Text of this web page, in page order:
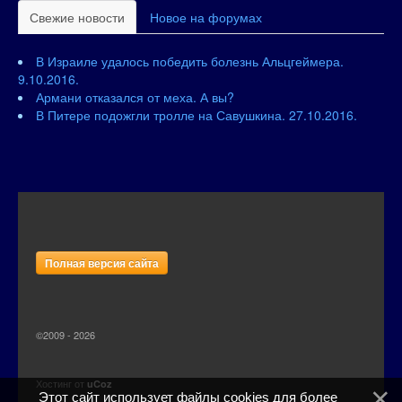
Свежие новости Новое на форумах
В Израиле удалось победить болезнь Альцгеймера.
9.10.2016.
Армани отказался от меха. А вы?
В Питере подожгли тролле на Савушкина. 27.10.2016.
Полная версия сайта
©2009 - 2026
Хостинг от uCoz
Этот сайт использует файлы cookies для более